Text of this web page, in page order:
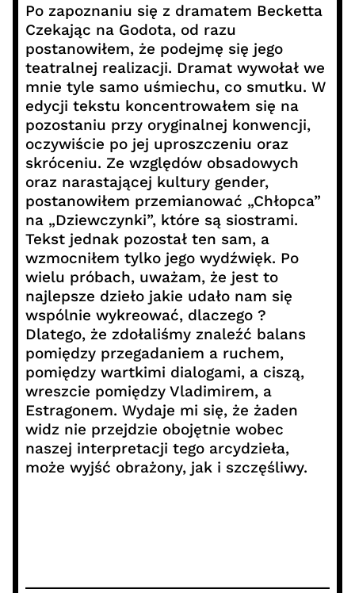
Po zapoznaniu się z dramatem Becketta
Czekając na Godota, od razu
postanowiłem, że podejmę się jego
teatralnej realizacji. Dramat wywołał we
mnie tyle samo uśmiechu, co smutku. W
edycji tekstu koncentrowałem się na
pozostaniu przy oryginalnej konwencji,
oczywiście po jej uproszczeniu oraz
skróceniu. Ze względów obsadowych
oraz narastającej kultury gender,
postanowiłem przemianować „Chłopca”
na „Dziewczynki”, które są siostrami.
Tekst jednak pozostał ten sam, a
wzmocniłem tylko jego wydźwięk. Po
wielu próbach, uważam, że jest to
najlepsze dzieło jakie udało nam się
wspólnie wykreować, dlaczego ?
Dlatego, że zdołaliśmy znaleźć balans
pomiędzy przegadaniem a ruchem,
pomiędzy wartkimi dialogami, a ciszą,
wreszcie pomiędzy Vladimirem, a
Estragonem. Wydaje mi się, że żaden
widz nie przejdzie obojętnie wobec
naszej interpretacji tego arcydzieła,
może wyjść obrażony, jak i szczęśliwy.